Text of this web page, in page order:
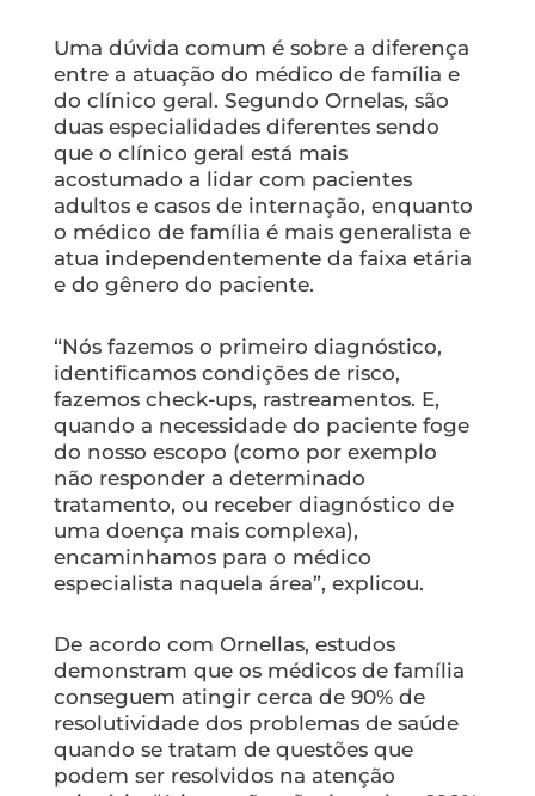
Uma dúvida comum é sobre a diferença
entre a atuação do médico de família e
do clínico geral. Segundo Ornelas, são
duas especialidades diferentes sendo
que o clínico geral está mais
acostumado a lidar com pacientes
adultos e casos de internação, enquanto
o médico de família é mais generalista e
atua independentemente da faixa etária
e do gênero do paciente.
“Nós fazemos o primeiro diagnóstico,
identificamos condições de risco,
fazemos check-ups, rastreamentos. E,
quando a necessidade do paciente foge
do nosso escopo (como por exemplo
não responder a determinado
tratamento, ou receber diagnóstico de
uma doença mais complexa),
encaminhamos para o médico
especialista naquela área”, explicou.
De acordo com Ornellas, estudos
demonstram que os médicos de família
conseguem atingir cerca de 90% de
resolutividade dos problemas de saúde
quando se tratam de questões que
podem ser resolvidos na atenção